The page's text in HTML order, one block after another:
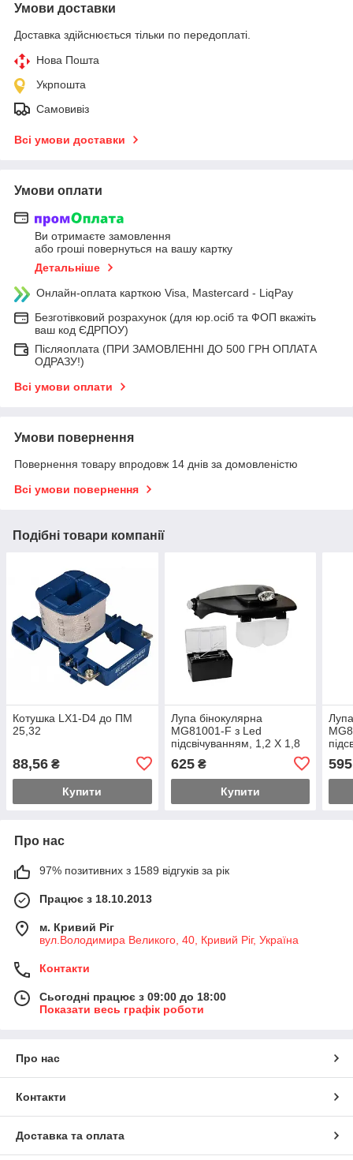
Умови доставки
Доставка здійснюється тільки по передоплаті.
Нова Пошта
Укрпошта
Самовивіз
Всі умови доставки
Умови оплати
Ви отримаєте замовлення
або гроші повернуться на вашу картку
Детальніше
Онлайн-оплата карткою Visa, Mastercard - LiqPay
Безготівковий розрахунок (для юр.осіб та ФОП вкажіть
ваш код ЄДРПОУ)
Післяоплата (ПРИ ЗАМОВЛЕННІ ДО 500 ГРН ОПЛАТА
ОДРАЗУ!)
Всі умови оплати
Умови повернення
Повернення товару впродовж 14 днів за домовленістю
Всі умови повернення
Подібні товари компанії
Котушка LX1-D4 до ПМ
25,32
88,56 ₴
Купити
Лупа бінокулярна
MG81001-F з Led
підсвічуванням, 1,2 Х 1,8
625₴
Купити
595
Про нас
97% позитивних з 1589 відгуків за рік
Працює з 18.10.2013
м. Кривий Ріг
вул.Володимира Великого, 40, Кривий Ріг, Україна
Контакти
Сьогодні працює з 09:00 до 18:00
Показати весь графік роботи
Про нас
Контакти
Доставка та оплата